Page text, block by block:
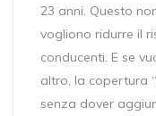
23 anni. Questo
vogliono ridurre il
conducenti. E se
altro, la copertura
senza dover